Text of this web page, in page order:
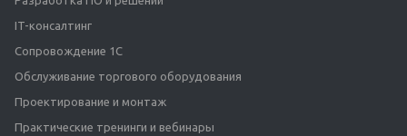
IT-консалтинг
Сопровождение 1С
Обслуживание торгового оборудования
Проектирование и монтаж
Практические тренинги и вебинары